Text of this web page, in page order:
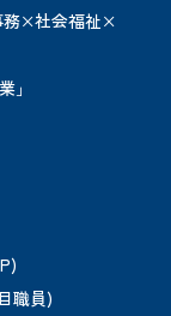
務×社会福祉×
」
職員)